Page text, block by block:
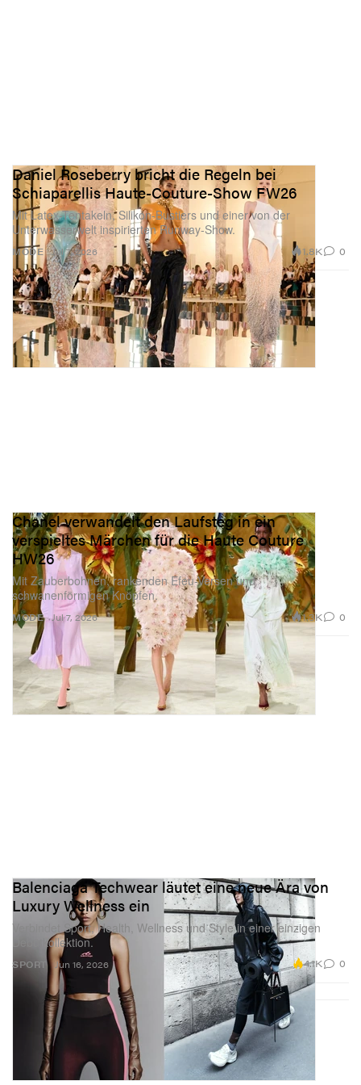
MODE
Daniel Roseberry bricht die Regeln bei
Schiaparellis Haute-Couture-Show FW26
Mit Latex-Tentakeln, Silikon-Bustiers und einer von der
Unterwasserwelt inspirierten Runway-Show.
Jul 7, 2026 1.8K 0
MODE
Chanel verwandelt den Laufsteg in ein
verspieltes Märchen für die Haute Couture
HW26
Mit Zauberbohnen, rankenden Efeu-Versen und
schwanenförmigen Knöpfen.
Jul 7, 2026 1.3K 0
SPORT
Balenciaga Techwear läutet eine neue Ära von
Luxury Wellness ein
Verbindet Sport, Health, Wellness und Style in einer einzigen
Debütkollektion.
Jun 16, 2026 4.1K 0